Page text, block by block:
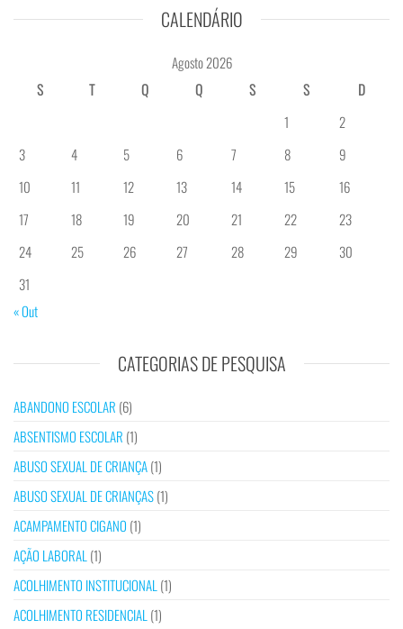
CALENDÁRIO
Agosto 2026
S
T Q Q S S
D
1
2
3
4 5 6 7 8
9
10
11 12 13 14 15
16
17
18 19 20 21 22
23
24
25 26 27 28 29
30
31
« Out
CATEGORIAS DE PESQUISA
ABANDONO ESCOLAR (6)
ABSENTISMO ESCOLAR (1)
ABUSO SEXUAL DE CRIANÇA(1)
ABUSO SEXUAL DE CRIANÇAS(1)
ACAMPAMENTO CIGANO (1)
AÇÃO LABORAL (1)
ACOLHIMENTO INSTITUCIONAL (1)
ACOLHIMENTO RESIDENCIAL (1)